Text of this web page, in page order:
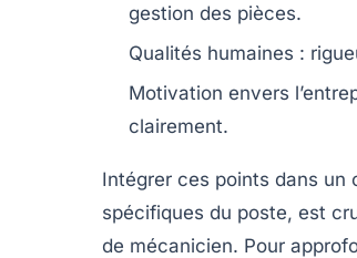
gestion des pièces.
Qualités humaines :
Motivation envers
clairement.
Intégrer ces points dans un
spécifiques du poste, est
de mécanicien. Pour